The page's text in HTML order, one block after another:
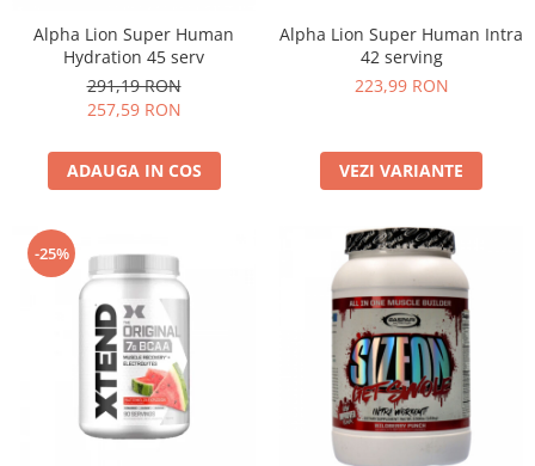
Optimum Nutrition
PerfectShaker
PeScience
Power System
Pro Supps
Puritan`s Pride
Raw Nutrition
REDCON1
Rich Piana 5% Nutrition
Alpha Lion Super Human
Hydration 45 serv
291,19 RON
257,59 RON
ADAUGA IN COS
Alpha Lion Super Human Intra
42 serving
223,99 RON
VEZI VARIANTE
-25%